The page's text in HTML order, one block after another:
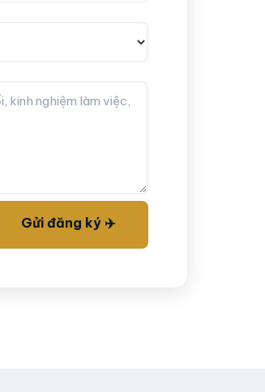
Gửi đăng ký ✈️